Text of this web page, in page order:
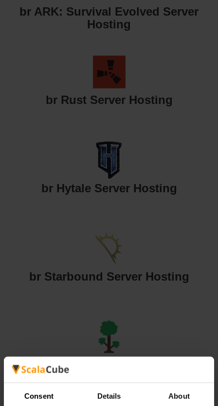
Consent Details About
br ARK: Survival Evolved Server
Hosting
br Rust Server Hosting
br Hytale Server Hosting
br Starbound Server Hosting
br Terraria Server Hosting